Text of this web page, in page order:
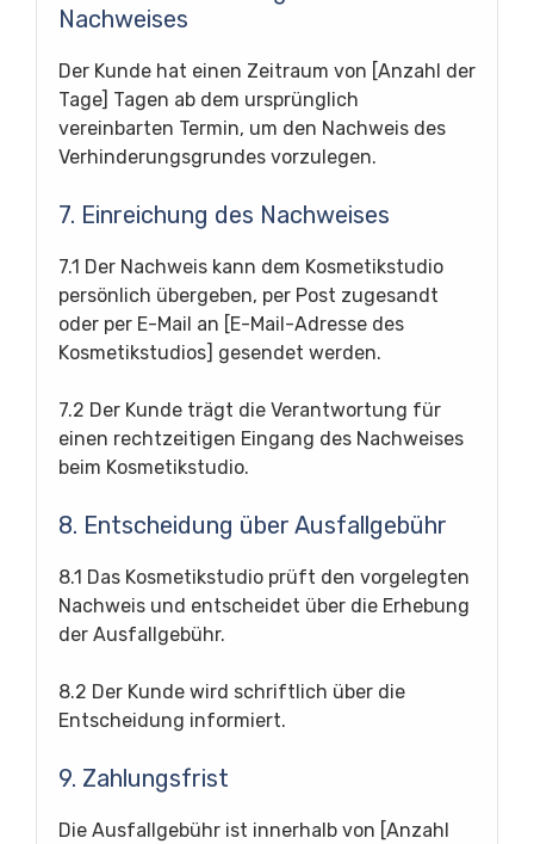
Nachweises
Der Kunde hat einen Zeitraum von [Anzahl der
Tage] Tagen ab dem ursprünglich
vereinbarten Termin, um den Nachweis des
Verhinderungsgrundes vorzulegen.
7. Einreichung des Nachweises
7.1 Der Nachweis kann dem Kosmetikstudio
persönlich übergeben, per Post zugesandt
oder per E-Mail an [E-Mail-Adresse des
Kosmetikstudios] gesendet werden.
7.2 Der Kunde trägt die Verantwortung für
einen rechtzeitigen Eingang des Nachweises
beim Kosmetikstudio.
8. Entscheidung über Ausfallgebühr
8.1 Das Kosmetikstudio prüft den vorgelegten
Nachweis und entscheidet über die Erhebung
der Ausfallgebühr.
8.2 Der Kunde wird schriftlich über die
Entscheidung informiert.
9. Zahlungsfrist
Die Ausfallgebühr ist innerhalb von [Anzahl